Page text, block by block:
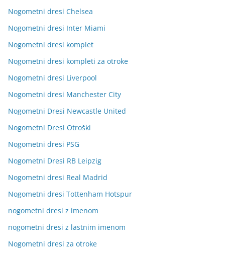
Nogometni dresi Chelsea
Nogometni dresi Inter Miami
Nogometni dresi komplet
Nogometni dresi kompleti za otroke
Nogometni dresi Liverpool
Nogometni dresi Manchester City
Nogometni Dresi Newcastle United
Nogometni Dresi Otroški
Nogometni dresi PSG
Nogometni Dresi RB Leipzig
Nogometni dresi Real Madrid
Nogometni dresi Tottenham Hotspur
nogometni dresi z imenom
nogometni dresi z lastnim imenom
Nogometni dresi za otroke